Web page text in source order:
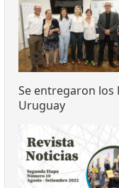
Se entregaron los
Uruguay